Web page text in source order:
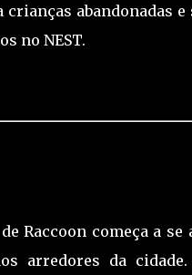
abandonadas
no NEST.
Raccoon começa a
arredores da cidade.